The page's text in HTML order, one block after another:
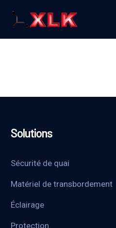
Solutions
Sécurité de quai
Matériel de transbordement
Éclairage
Protection